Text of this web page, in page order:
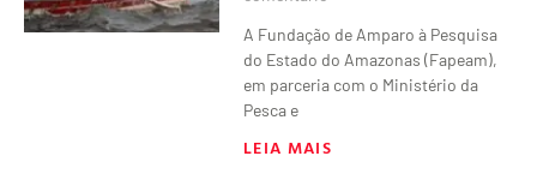
A Fundação de Amparo à Pesquisa
do Estado do Amazonas (Fapeam),
em parceria com o Ministério da
Pesca e
LEIA MAIS